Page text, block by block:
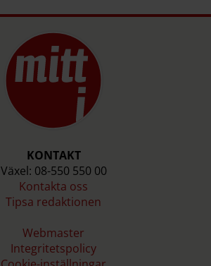
KONTAKT
Växel: 08-550 550 00
Kontakta oss
Tipsa redaktionen
Webmaster
Integritetspolicy